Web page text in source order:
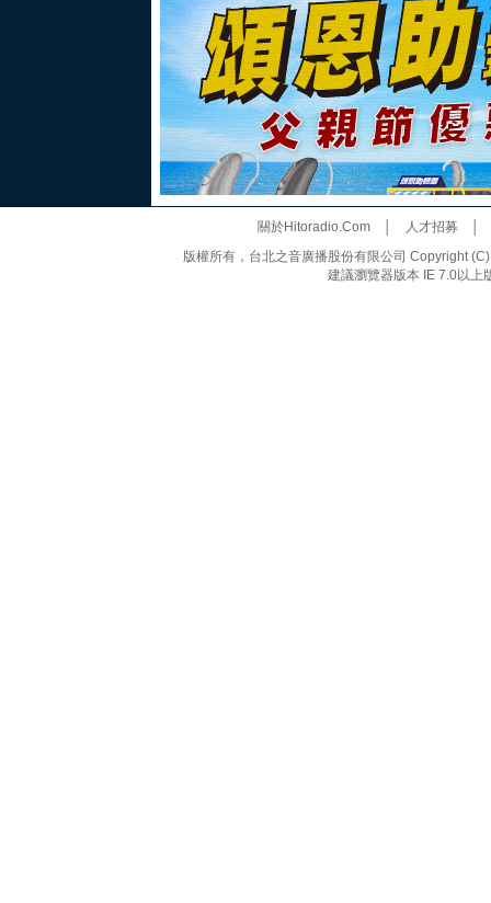
關於Hitoradio.Com│ 人才招募
版權所有，台北之音廣播股份有限公司 Copyright
建議瀏覽器版本 IE 7.0以上